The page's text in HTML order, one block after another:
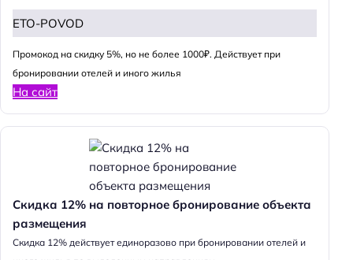
ETO-POVOD
Промокод на скидку 5%, но не более 1000₽. Действует при
бронировании отелей и иного жилья
На сайт
Скидка 12% на повторное бронирование объекта
размещения
Cкидка 12% действует единоразово при бронировании отелей и